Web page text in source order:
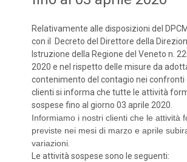
Relativamente alle disposizioni del
con il Decreto del Direttore della
Istruzione della Regione del Veneto n.
2020 e nel rispetto delle misure da
contenimento del contagio nei confronti
clienti si informa che tutte le attività
sospese fino al giorno 03 aprile 2020.
Informiamo i nostri clienti che le attività
previste nei mesi di marzo e aprile
variazioni.
Le attività sospese sono le seguenti: